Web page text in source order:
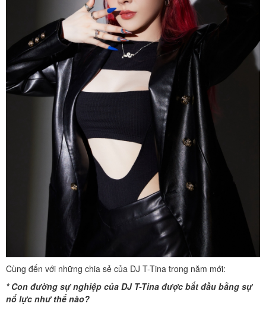
Cùng đến với những chia sẻ của DJ T-Tina trong năm mới:
* Con đường sự nghiệp của DJ T-Tina được bắt đầu bằng sự
nổ lực như thế nào?